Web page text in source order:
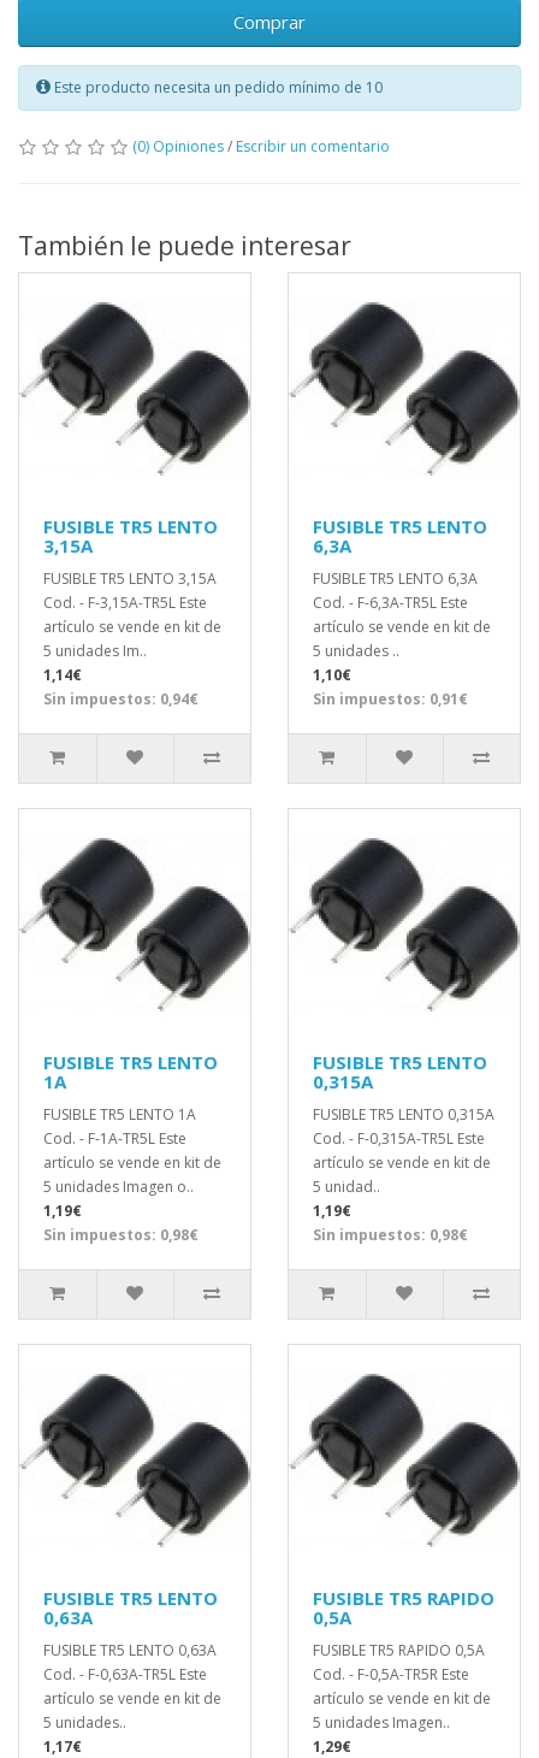
Comprar
Este producto necesita un pedido mínimo de 10
(0) Opiniones/ Escribir un comentario
También le puede interesar
FUSIBLE TR5 LENTO
3,15A
FUSIBLE TR5 LENTO 3,15A
Cod. - F-3,15A-TR5L Este
artículo se vende en kit de
5 unidades Im..
1,14€
Sin impuestos: 0,94€
FUSIBLE TR5 LENTO
6,3A
FUSIBLE TR5 LENTO 6,3A
Cod. - F-6,3A-TR5L Este
artículo se vende en kit de
5 unidades ..
1,10€
Sin impuestos: 0,91€
FUSIBLE TR5 LENTO
1A
FUSIBLE TR5 LENTO 1A
Cod. - F-1A-TR5L Este
artículo se vende en kit de
5 unidades Imagen o..
1,19€
Sin impuestos: 0,98€
FUSIBLE TR5 LENTO
0,315A
FUSIBLE TR5 LENTO 0,315A
Cod. - F-0,315A-TR5L Este
artículo se vende en kit de
5 unidad..
1,19€
Sin impuestos: 0,98€
FUSIBLE TR5 LENTO
0,63A
FUSIBLE TR5 LENTO 0,63A
Cod. - F-0,63A-TR5L Este
artículo se vende en kit de
5 unidades..
1,17€
FUSIBLE TR5 RAPIDO
0,5A
FUSIBLE TR5 RAPIDO 0,5A
Cod. - F-0,5A-TR5R Este
artículo se vende en kit de
5 unidades Imagen..
1,29€